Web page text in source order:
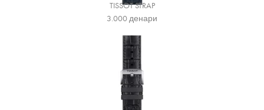
TISSOT STRAP
3.000денари